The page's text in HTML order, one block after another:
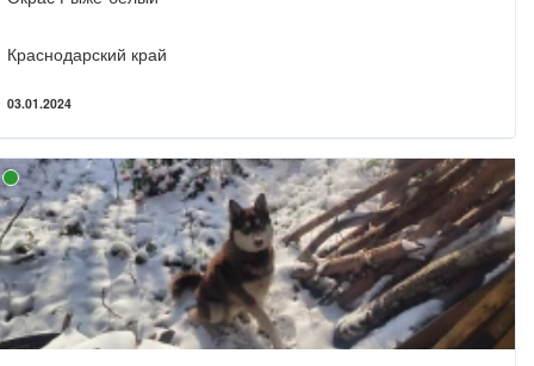
Краснодарский край
03.01.2024